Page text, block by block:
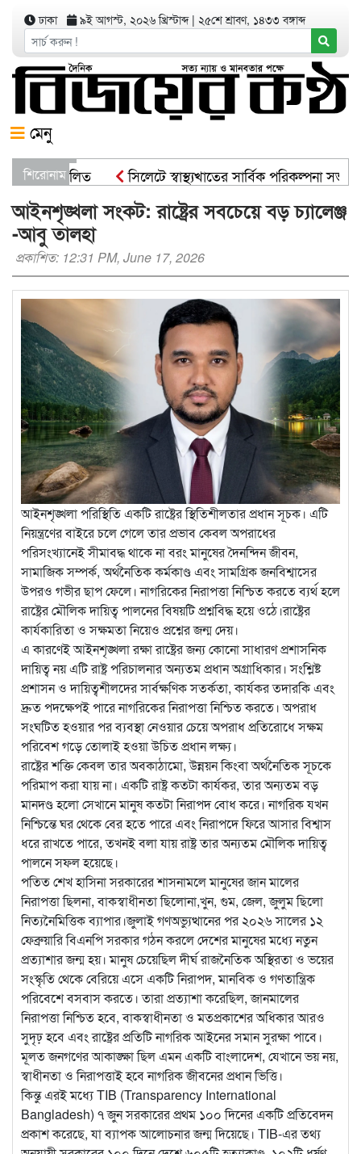
ঢাকা ৯ই আগস্ট, ২০২৬ খ্রিস্টাব্দ| ২৫শে শ্রাবণ, ১৪৩৩ বঙ্গাব্দ
মেনু
শিরোনাম
পালিত
সিলেটে স্বাস্থ্যখাতের সার্বিক পরিকল্পনা সভায়
সিসিকের পাঁচ ওয়ার্ডে এক হাজার গাছের চারা বিতরণ
আইনশৃঙ্খলা সংকট: রাষ্ট্রের সবচেয়ে বড় চ্যালেঞ্জ
-আবু তালহা
প্রকাশিত: 12:31 PM, June 17, 2026
আইনশৃঙ্খলা পরিস্থিতি একটি রাষ্ট্রের স্থিতিশীলতার প্রধান সূচক। এটি
নিয়ন্ত্রণের বাইরে চলে গেলে তার প্রভাব কেবল অপরাধের
পরিসংখ্যানেই সীমাবদ্ধ থাকে না বরং মানুষের দৈনন্দিন জীবন,
সামাজিক সম্পর্ক, অর্থনৈতিক কর্মকাণ্ড এবং সামগ্রিক জনবিশ্বাসের
উপরও গভীর ছাপ ফেলে। নাগরিকের নিরাপত্তা নিশ্চিত করতে ব্যর্থ হলে
রাষ্ট্রের মৌলিক দায়িত্ব পালনের বিষয়টি প্রশ্নবিদ্ধ হয়ে ওঠে।রাষ্ট্রের
কার্যকারিতা ও সক্ষমতা নিয়েও প্রশ্নের জন্ম দেয়।
এ কারণেই আইনশৃঙ্খলা রক্ষা রাষ্ট্রের জন্য কোনো সাধারণ প্রশাসনিক
দায়িত্ব নয় এটি রাষ্ট্র পরিচালনার অন্যতম প্রধান অগ্রাধিকার। সংশ্লিষ্ট
প্রশাসন ও দায়িত্বশীলদের সার্বক্ষণিক সতর্কতা, কার্যকর তদারকি এবং
দ্রুত পদক্ষেপই পারে নাগরিকের নিরাপত্তা নিশ্চিত করতে। অপরাধ
সংঘটিত হওয়ার পর ব্যবস্থা নেওয়ার চেয়ে অপরাধ প্রতিরোধে সক্ষম
পরিবেশ গড়ে তোলাই হওয়া উচিত প্রধান লক্ষ্য।
রাষ্ট্রের শক্তি কেবল তার অবকাঠামো, উন্নয়ন কিংবা অর্থনৈতিক সূচকে
পরিমাপ করা যায় না। একটি রাষ্ট্র কতটা কার্যকর, তার অন্যতম বড়
মানদণ্ড হলো সেখানে মানুষ কতটা নিরাপদ বোধ করে। নাগরিক যখন
নিশ্চিন্তে ঘর থেকে বের হতে পারে এবং নিরাপদে ফিরে আসার বিশ্বাস
ধরে রাখতে পারে, তখনই বলা যায় রাষ্ট্র তার অন্যতম মৌলিক দায়িত্ব
পালনে সফল হয়েছে।
পতিত শেখ হাসিনা সরকারের শাসনামলে মানুষের জান মালের
নিরাপত্তা ছিলনা, বাকস্বাধীনতা ছিলোনা,খুন, গুম, জেল, জুলুম ছিলো
নিত্যনৈমিত্তিক ব্যাপার।জুলাই গণঅভ্যুত্থানের পর ২০২৬ সালের ১২
ফেব্রুয়ারি বিএনপি সরকার গঠন করলে দেশের মানুষের মধ্যে নতুন
প্রত্যাশার জন্ম হয়। মানুষ চেয়েছিল দীর্ঘ রাজনৈতিক অস্থিরতা ও ভয়ের
সংস্কৃতি থেকে বেরিয়ে এসে একটি নিরাপদ, মানবিক ও গণতান্ত্রিক
পরিবেশে বসবাস করতে। তারা প্রত্যাশা করেছিল, জানমালের
নিরাপত্তা নিশ্চিত হবে, বাকস্বাধীনতা ও মতপ্রকাশের অধিকার আরও
সুদৃঢ় হবে এবং রাষ্ট্রের প্রতিটি নাগরিক আইনের সমান সুরক্ষা পাবে।
মূলত জনগণের আকাঙ্ক্ষা ছিল এমন একটি বাংলাদেশ, যেখানে ভয় নয়,
স্বাধীনতা ও নিরাপত্তাই হবে নাগরিক জীবনের প্রধান ভিত্তি।
কিন্তু এরই মধ্যে TIB (Transparency International
Bangladesh) ৭ জুন সরকারের প্রথম ১০০ দিনের একটি প্রতিবেদন
প্রকাশ করেছে, যা ব্যাপক আলোচনার জন্ম দিয়েছে। TIB-এর তথ্য